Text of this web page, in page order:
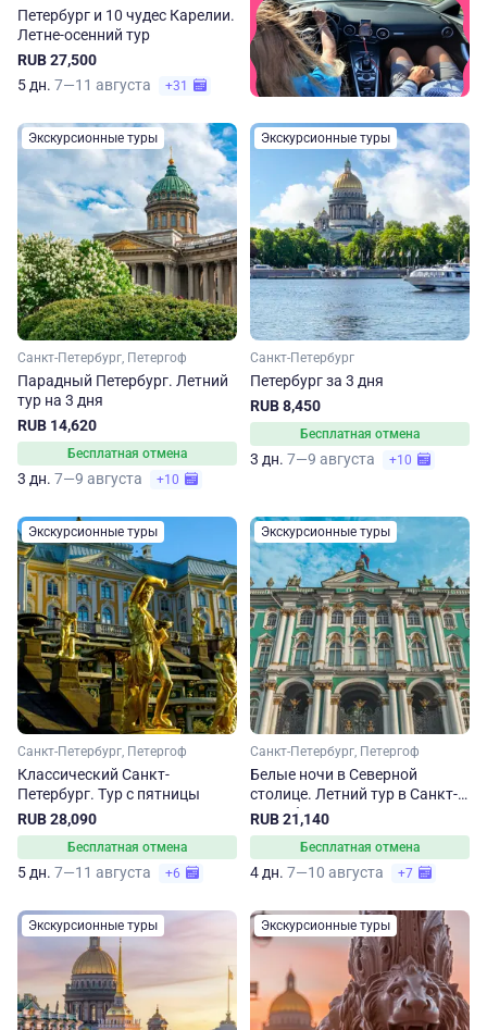
Петербург и 10 чудес Карелии.
Летне-осенний тур
RUB 27,500
5 дн. 7—11 августа +31
Экскурсионные туры
Санкт-Петербург, Петергоф
Парадный Петербург. Летний
тур на 3 дня
RUB 14,620
Бесплатная отмена
3 дн. 7—9 августа +10
Экскурсионные туры
Санкт-Петербург
Петербург за 3 дня
RUB 8,450
Бесплатная отмена
3 дн. 7—9 августа +10
Экскурсионные туры
Санкт-Петербург, Петергоф
Классический Санкт-
Петербург. Тур с пятницы
RUB 28,090
Бесплатная отмена
5 дн. 7—11 августа +6
Экскурсионные туры
Санкт-Петербург, Петергоф
Белые ночи в Северной
столице. Летний тур в Санкт-
Петербург на 4 дня
RUB 21,140
Бесплатная отмена
4 дн. 7—10 августа +7
Экскурсионные туры Экскурсионные туры